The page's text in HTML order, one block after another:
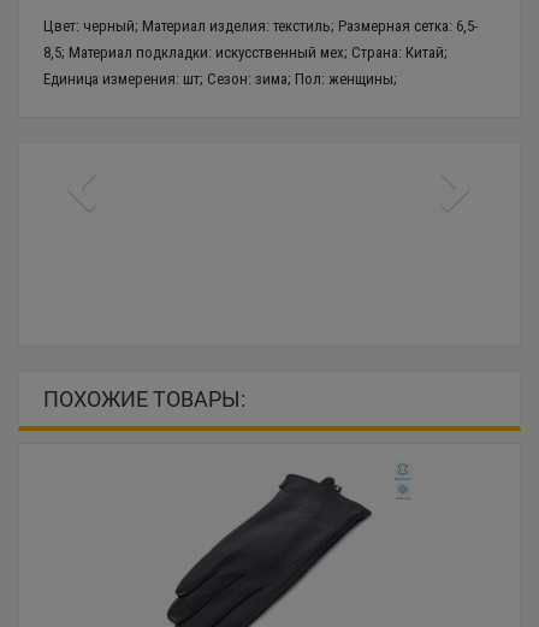
Цвет: черный; Материал изделия: текстиль; Размерная сетка: 6,5-
8,5; Материал подкладки: искусственный мех; Страна: Китай;
Единица измерения: шт; Сезон: зима; Пол: женщины;
ПОХОЖИЕ ТОВАРЫ: